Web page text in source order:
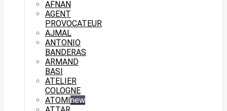
AFNAN
AGENT
PROVOCATEUR
AJMAL
ANTONIO
BANDERAS
ARMAND
BASI
ATELIER
COLOGNE
ATOMI new